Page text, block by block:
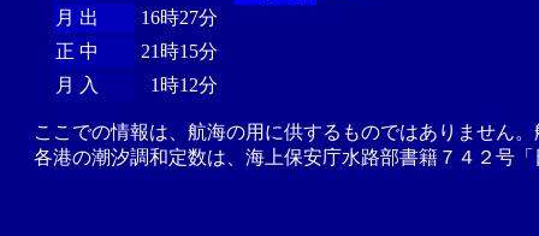
月 出
16時27分
正 中
21時15分
月 入
1時12分
ここでの情報は、航海の用に供するものではありません
各港の潮汐調和定数は、海上保安庁水路部書籍７４２号